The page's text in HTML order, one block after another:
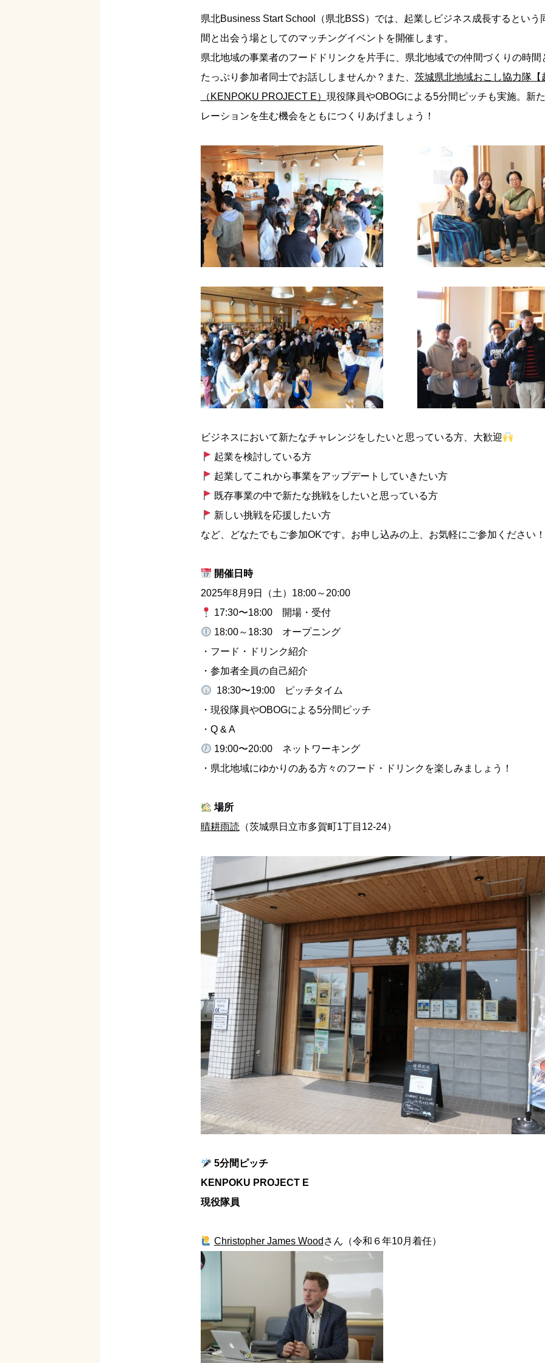
県北Business Start School（県北BSS）では、起業しビジネス成長するという
間と出会う場としてのマッチングイベントを開催します。
県北地域の事業者のフードドリンクを片手に、県北地域での仲間づくりの時間
たっぷり参加者同士でお話ししませんか？また、 茨城県北地域おこし協力隊【
（KENPOKU PROJECT E） 現役隊員やOBOGによる5分間ピッチも実施。新
レーションを生む機会をともにつくりあげましょう！
ビジネスにおいて新たなチャレンジをしたいと思っている方、大歓迎
起業を検討している方
起業してこれから事業をアップデートしていきたい方
既存事業の中で新たな挑戦をしたいと思っている方
新しい挑戦を応援したい方
など、どなたでもご参加OKです。お申し込みの上、お気軽にご参加ください
開催日時
2025年8月9日（土）18:00～20:00
17:30〜18:00 開場・受付
18:00～18:30 オープニング
・フード・ドリンク紹介
・参加者全員の自己紹介
18:30〜19:00 ピッチタイム
・現役隊員やOBOGによる5分間ピッチ
・Q & A
19:00〜20:00 ネットワーキング
・県北地域にゆかりのある方々のフード・ドリンクを楽しみましょう！
場所
晴耕雨読 （茨城県日立市多賀町1丁目12-24）
5分間ピッチ
KENPOKU PROJECT E
現役隊員
Christopher James Wood さん（令和６年10月着任）